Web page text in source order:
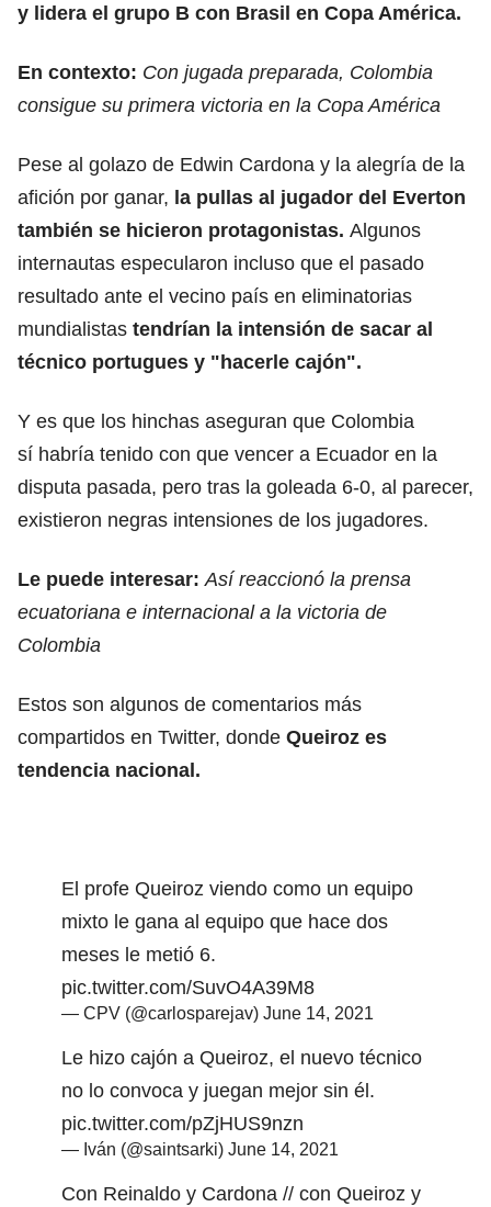
y lidera el grupo B con Brasil en Copa América.
En contexto: Con jugada preparada, Colombia
consigue su primera victoria en la Copa América
Pese al golazo de Edwin Cardona y la alegría de la
afición por ganar, la pullas al jugador del Everton
también se hicieron protagonistas. Algunos
internautas especularon incluso que el pasado
resultado ante el vecino país en eliminatorias
mundialistas tendrían la intensión de sacar al
técnico portugues y "hacerle cajón".
Y es que los hinchas aseguran que Colombia
sí habría tenido con que vencer a Ecuador en la
disputa pasada, pero tras la goleada 6-0, al parecer,
existieron negras intensiones de los jugadores.
Le puede interesar: Así reaccionó la prensa
ecuatoriana e internacional a la victoria de
Colombia
Estos son algunos de comentarios más
compartidos en Twitter, donde Queiroz es
tendencia nacional.
El profe Queiroz viendo como un equipo
mixto le gana al equipo que hace dos
meses le metió 6.
pic.twitter.com/SuvO4A39M8
— CPV (@carlosparejav) June 14, 2021
Le hizo cajón a Queiroz, el nuevo técnico
no lo convoca y juegan mejor sin él.
pic.twitter.com/pZjHUS9nzn
— Iván (@saintsarki) June 14, 2021
Con Reinaldo y Cardona // con Queiroz y